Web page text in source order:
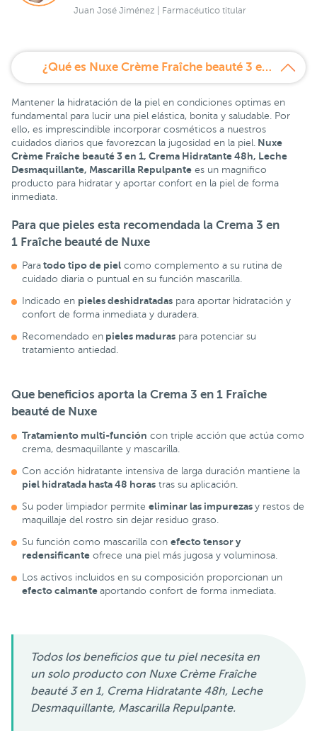
Juan José Jiménez | Farmacéutico titular
¿Qué es Nuxe Crème Fraîche beauté 3 en 1, Crema Hidratante 48h, Leche Desmaquillante, Mascarilla Repulpante?
Mantener la hidratación de la piel en condiciones optimas en
fundamental para lucir una piel elástica, bonita y saludable. Por
ello, es imprescindible incorporar cosméticos a nuestros
cuidados diarios que favorezcan la jugosidad en la piel. Nuxe
Crème Fraîche beauté 3 en 1, Crema Hidratante 48h, Leche
Desmaquillante, Mascarilla Repulpante es un magnifico
producto para hidratar y aportar confort en la piel de forma
inmediata.
Para que pieles esta recomendada la Crema 3 en
1 Fraîche beauté de Nuxe
Para todo tipo de piel como complemento a su rutina de
cuidado diaria o puntual en su función mascarilla.
Indicado en pieles deshidratadas para aportar hidratación y
confort de forma inmediata y duradera.
Recomendado en pieles maduras para potenciar su
tratamiento antiedad.
Que beneficios aporta la Crema 3 en 1 Fraîche
beauté de Nuxe
Tratamiento multi-función con triple acción que actúa como
crema, desmaquillante y mascarilla.
Con acción hidratante intensiva de larga duración mantiene la
piel hidratada hasta 48 horas tras su aplicación.
Su poder limpiador permite eliminar las impurezas y restos de
maquillaje del rostro sin dejar residuo graso.
Su función como mascarilla con efecto tensor y
redensificante ofrece una piel más jugosa y voluminosa.
Los activos incluidos en su composición proporcionan un
efecto calmante aportando confort de forma inmediata.
Todos los beneficios que tu piel necesita en
un solo producto con Nuxe Crème Fraîche
beauté 3 en 1, Crema Hidratante 48h, Leche
Desmaquillante, Mascarilla Repulpante.